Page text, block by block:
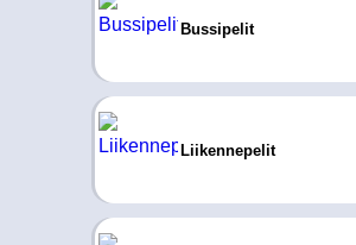
Bussipelit
Liikennepelit